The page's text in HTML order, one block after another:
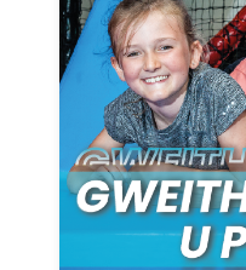
Mae
amrywiol o
chyfoethogi